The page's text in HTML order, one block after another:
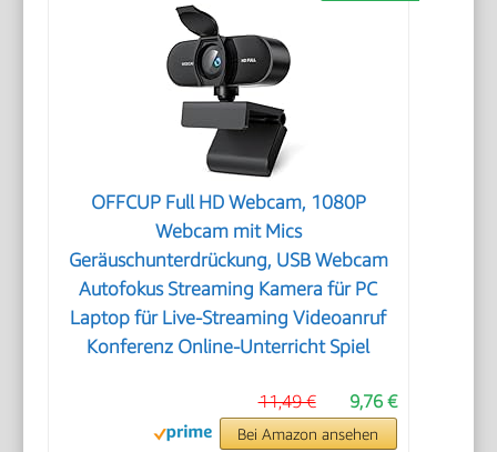
OFFCUP Full HD Webcam, 1080P
Webcam mit Mics
Geräuschunterdrückung, USB Webcam
Autofokus Streaming Kamera für PC
Laptop für Live-Streaming Videoanruf
Konferenz Online-Unterricht Spiel
9,76 €
11,49 €
Bei Amazon ansehen